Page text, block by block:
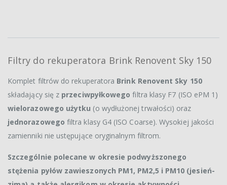
Filtry do rekuperatora Brink Renovent Sky 150
Komplet filtrów do rekuperatora Brink Renovent Sky 150
składający się z przeciwpyłkowego filtra klasy F7 (ISO ePM 1)
wielorazowego użytku (o wydłużonej trwałości) oraz
jednorazowego filtra klasy G4 (ISO Coarse). Wysokiej jakości
zamienniki nie ustępujące oryginalnym filtrom.
Szczególnie polecane w okresie podwyższonego
stężenia pyłów zawieszonych PM1, PM2,5 i PM10 (jesień-